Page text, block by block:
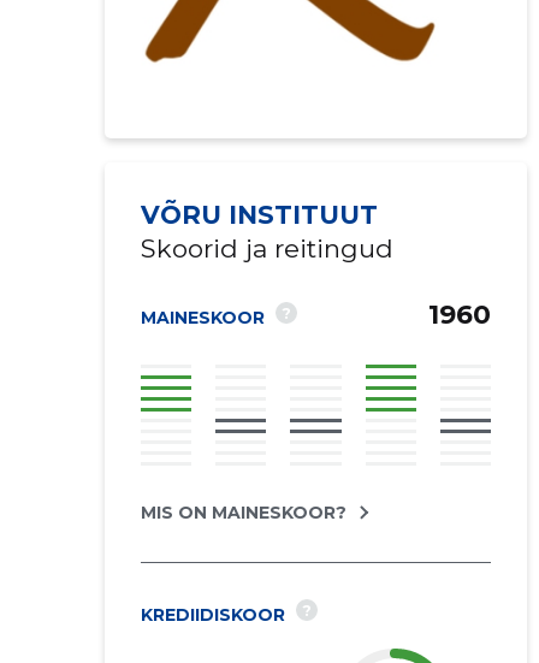
VÕRU INSTITUUT
Skoorid ja reitingud
MAINESKOOR ? 1960
MIS ON MAINESKOOR?
KREDIIDISKOOR ?